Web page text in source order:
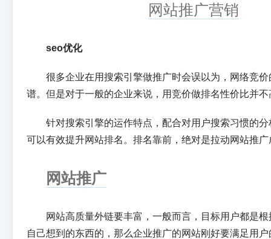
网站推广营销
seo优化
很多企业在用搜索引擎做推广时会误以为，网络竞价
谱。但是对于一般的企业来说，用竞价做排名性价比并不
针对搜索引擎的运作特点，配合对用户搜索习惯的分
可以有效提升网站排名。排名靠前，绝对是拉动网站推
网站推广
网站高质量外链要丰富，一般而言，目标用户都是根
自己想到的东西的，那么企业推广的网站刚好要满足用